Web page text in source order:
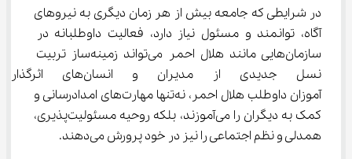
در شرایطی که جامعه بیش از هر زمان دیگری به نیروهای
آگاه، توانمند و مسئول نیاز دارد، فعالیت داوطلبانه در
سازمان‌هایی مانند هلال احمر می‌تواند زمینه‌ساز تربیت
نسل جدیدی از مدیران و
‌آموزان داوطلب هلال احمر، نه‌تنها مهارت‌های امدادرسانی و
کمک به دیگران را می‌آموزند، بلکه روحیه مسئولیت‌پذیری،
همدلی و نظم اجتماعی را نیز در خود پرورش می‌دهند.